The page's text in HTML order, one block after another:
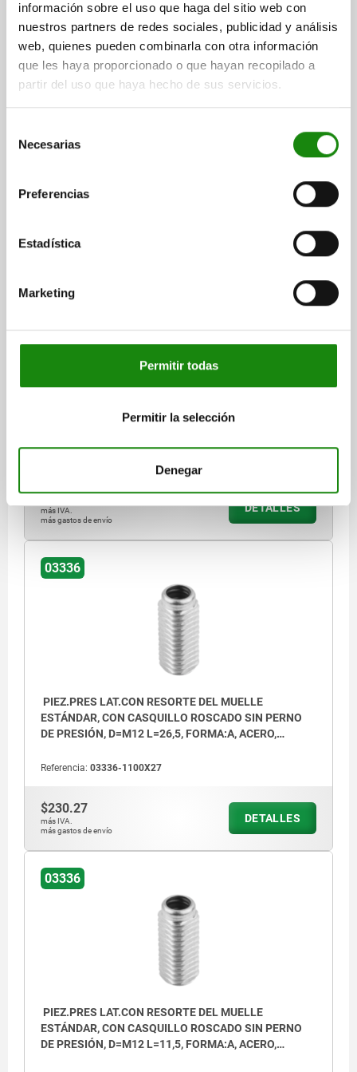
información sobre el uso que haga del sitio web con
nuestros partners de redes sociales, publicidad y análisis
web, quienes pueden combinarla con otra información
que les haya proporcionado o que hayan recopilado a
partir del uso que haya hecho de sus servicios.
Necesarias
Preferencias
Estadística
Marketing
Permitir todas
Permitir la selección
Denegar
PIEZ.PRES LAT.CON RESORTE DEL MUELLE
Referencia:
$208.89
más IVA.
DETALLES
PIEZ.PRES LAT.CON RESORTE DEL MUELLE
DE PRESIÓN, D=M12 L=19, FORMA:A, ACERO,
$219.73
más IVA.
más gastos de envío
DETALLES
03336
PIEZ.PRES LAT.CON RESORTE DEL MUELLE
ESTÁNDAR, CON CASQUILLO ROSCADO SIN PERNO
DE PRESIÓN, D=M12 L=26,5, FORMA:A, ACERO,
Referencia: 03336-1100X27
$230.27
más IVA.
más gastos de envío
DETALLES
03336
PIEZ.PRES LAT.CON RESORTE DEL MUELLE
ESTÁNDAR, CON CASQUILLO ROSCADO SIN PERNO
DE PRESIÓN, D=M12 L=11,5, FORMA:A, ACERO,